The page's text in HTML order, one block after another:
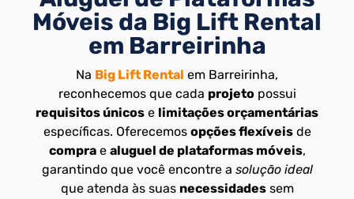
Móveis da Big Lift Rental
em Barreirinha
Na Big Lift Rental em Barreirinha,
reconhecemos que cada projetopossui
requisitos únicos e limitações orçamentárias
específicas. Oferecemos opções flexíveisde
comprae aluguel de plataformas móveis,
garantindo que você encontre a solução ideal
que atenda às suas necessidadessem